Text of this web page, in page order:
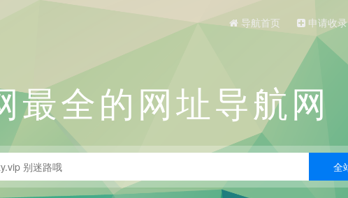
导航首页 申请收录
最全的网址导航网